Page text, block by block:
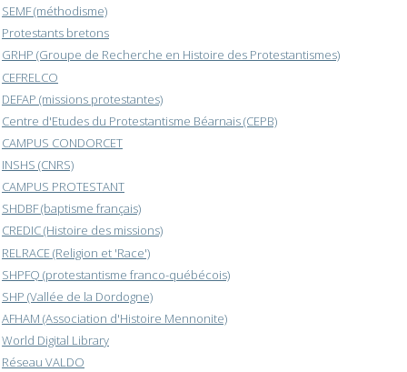
SEMF (méthodisme)
Protestants bretons
GRHP (Groupe de Recherche en Histoire des Protestantismes)
CEFRELCO
DEFAP (missions protestantes)
Centre d'Etudes du Protestantisme Béarnais (CEPB)
CAMPUS CONDORCET
INSHS (CNRS)
CAMPUS PROTESTANT
SHDBF (baptisme français)
CREDIC (Histoire des missions)
RELRACE (Religion et 'Race')
SHPFQ (protestantisme franco-québécois)
SHP (Vallée de la Dordogne)
AFHAM (Association d'Histoire Mennonite)
World Digital Library
Réseau VALDO